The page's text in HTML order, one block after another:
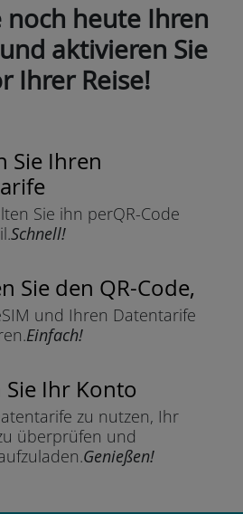
noch heute Ihren
aktivieren Sie
Ihrer Reise!
Sie Ihren
Sie ihn perQR-Code
Schnell!
Sie den QR-Code,
und Ihren Datentarife
Einfach!
Sie Ihr Konto
zu nutzen, Ihr
überprüfen und
Genießen!